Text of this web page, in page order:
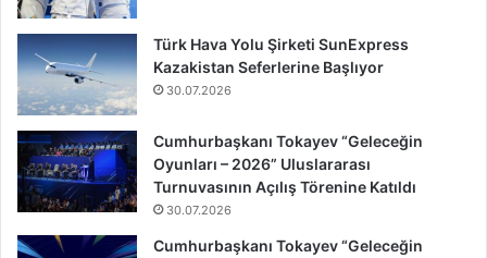
Türk Hava Yolu Şirketi SunExpress
Kazakistan Seferlerine Başlıyor
30.07.2026
Cumhurbaşkanı Tokayev “Geleceğin
Oyunları – 2026” Uluslararası
Turnuvasının Açılış Törenine Katıldı
30.07.2026
Cumhurbaşkanı Tokayev “Geleceğin